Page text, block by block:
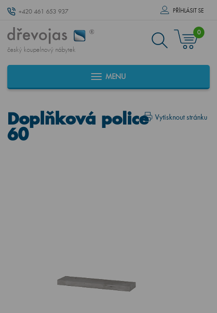
+420 461 653 937 PŘÍHLÁSIT SE
český koupelnový nábytek
0
MENU
Vytisknout stránku
Doplňková police
60